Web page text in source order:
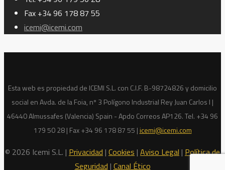
Fax +34 96 178 87 55
icemi@icemi.com
Esta web es propiedad de ICEMI S.L. con C.I.F. B-98724826 y domicilio
social en Avda. de la Foia, nº 3 Polígono Industrial Rey Juan Carlos I |
46440 Almussafes (Valencia) Spain - Apdo Correos AP126. Tel. +34 96
179 50 28 | Fax +34 96 178 87 55 |icemi@icemi.com
© 2026 Icemi S.L. | Privacidad | Cookies | Aviso Legal | Política de
Seguridad | Canal Ético